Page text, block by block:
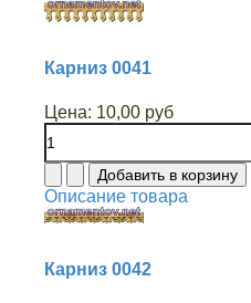
Карниз 0041
Цена: 10,00 руб
Описание товара
Карниз 0042